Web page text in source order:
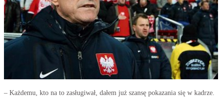
– Każdemu, kto na to zasługiwał, dałem już szansę pokazania się w kadrze.